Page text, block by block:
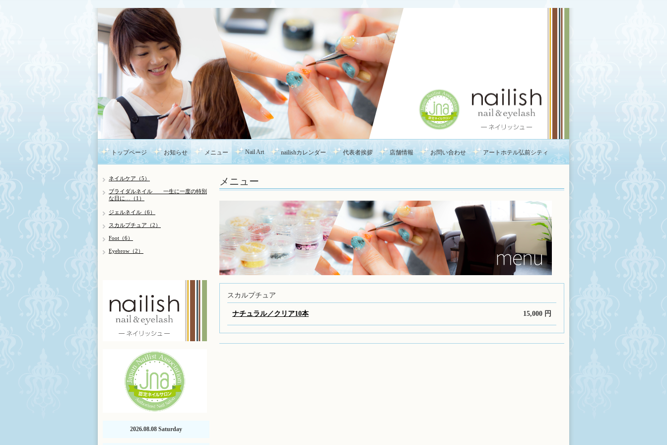
トップページ お知らせ メニュー Nail Art nailishカレンダー 代表者挨拶 店舗情報 お問い合わせ アートホテル弘前シティ
メニュー
スカルプチュア
15,000 円
ナチュラル／クリア10本
ネイルケア（5）
ブライダルネイル 一生に一度の特別
な日に…（1）
ジェルネイル（6）
スカルプチュア（2）
Foot（6）
Eyebrow（2）
2026.08.08 Saturday